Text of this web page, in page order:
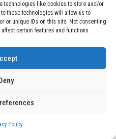
technologies like cookies to store and/or
these technologies will allow us to
or unique IDs on this site. Not consenting
certain features and functions.
Policy
24, 2025
en Residencia
Pensilvania Deja al
24, 2025
añadir 400 km de rango
de carga